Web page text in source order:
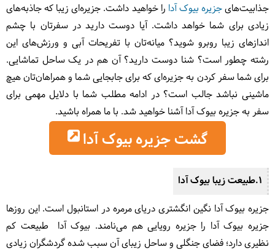
جذابیت‌هایجزیره بیوک آدا را خواهید داشت. جزیره‌ای زیبا که جاذبه‌های
زیادی برای شما خواهد داشت. آیا دوست دارید در سفرتان با چشم
اندازهای زیبا روبرو شوید؟ میانه‌تان با تفریحات آبی و ورزش‌های این
رشته چطور است؟ شنا دوست دارید؟ آن هم در یک ساحل تماشایی.
برای شما سفر کردن به جزیره‌ای که برای جابجایی شما و همراهان‌تان هیچ
ماشینی نباشد جالب است؟ در ادامه مطلب شما با دلایل مهمی برای
سفر به جزیره بیوک آدا آشنا خواهید شد. با ما همراه باشید.
گشت جزیره بیوک آدا
1.طبیعت زیبا بیوک آدا
جزیره بیوک آدا نگین انگشتری دریای مرمره در استانبول است. این روزها
جزیره بیوک آدا را جزیره رویایی هم می‌نامند. بیوک آدا طبیعت کم
نظیری دارد؛ فضای جنگلی و ساحل زیبای آن سبب شده گردشگران زیادی